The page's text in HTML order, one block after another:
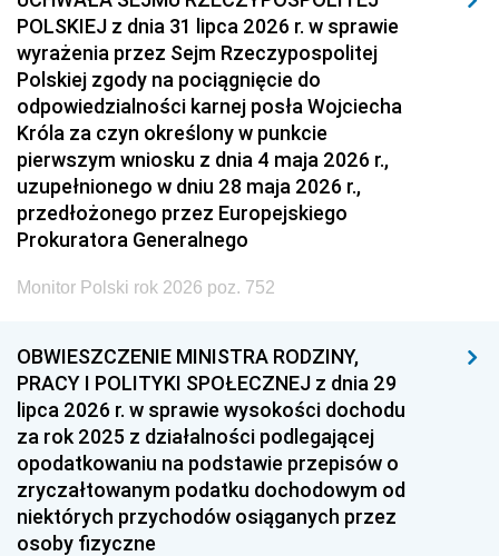
POLSKIEJ z dnia 31 lipca 2026 r. w sprawie
wyrażenia przez Sejm Rzeczypospolitej
Polskiej zgody na pociągnięcie do
odpowiedzialności karnej posła Wojciecha
Króla za czyn określony w punkcie
pierwszym wniosku z dnia 4 maja 2026 r.,
uzupełnionego w dniu 28 maja 2026 r.,
przedłożonego przez Europejskiego
Prokuratora Generalnego
Monitor Polski rok 2026 poz. 752
OBWIESZCZENIE MINISTRA RODZINY,
PRACY I POLITYKI SPOŁECZNEJ z dnia 29
lipca 2026 r. w sprawie wysokości dochodu
za rok 2025 z działalności podlegającej
opodatkowaniu na podstawie przepisów o
zryczałtowanym podatku dochodowym od
niektórych przychodów osiąganych przez
osoby fizyczne